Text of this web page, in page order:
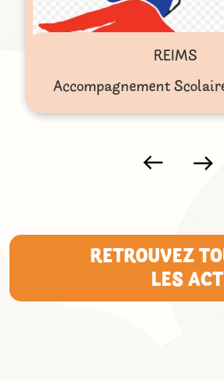
REIMS
Accompagnement
RETROUVEZ
LES